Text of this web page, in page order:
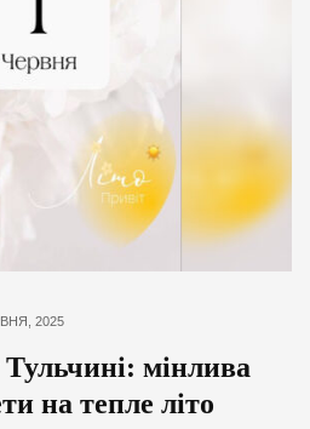
2025
мінлива
на тепле літо